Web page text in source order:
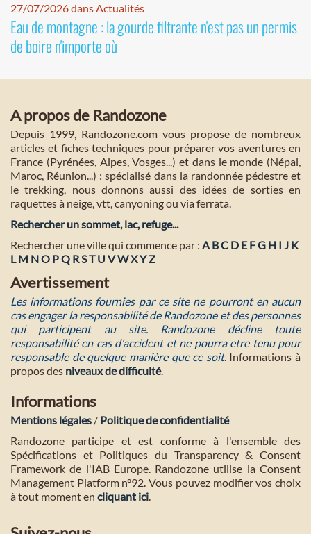
27/07/2026 dans Actualités
Eau de montagne : la gourde filtrante n'est pas un permis
de boire n'importe où
A propos de Randozone
Depuis 1999, Randozone.com vous propose de nombreux
articles et fiches techniques pour préparer vos aventures en
France (Pyrénées, Alpes, Vosges...) et dans le monde (Népal,
Maroc, Réunion...) : spécialisé dans la randonnée pédestre et
le trekking, nous donnons aussi des idées de sorties en
raquettes à neige, vtt, canyoning ou via ferrata.
Rechercher un sommet, lac, refuge...
Rechercher une ville qui commence par : A BC D E FG H I J K
L M NO PQ RST U VWXYZ
Avertissement
Les informations fournies par ce site ne pourront en aucun
cas engager la responsabilité de Randozone et des personnes
qui participent au site. Randozone décline toute
responsabilité en cas d'accident et ne pourra etre tenu pour
responsable de quelque manière que ce soit. Informations à
propos des niveaux de difficulté.
Informations
Mentions légales / Politique de confidentialité
Randozone participe et est conforme à l'ensemble des
Spécifications et Politiques du Transparency & Consent
Framework de l'IAB Europe. Randozone utilise la Consent
Management Platform n°92. Vous pouvez modifier vos choix
à tout moment en cliquant ici.